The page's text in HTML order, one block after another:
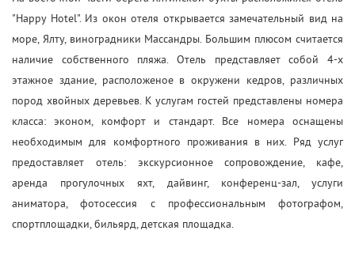
"Happy Hotel". Из окон отеля открывается замечательный вид на
море, Ялту, виноградники Массандры. Большим плюсом считается
наличие собственного пляжа. Отель представляет собой 4-х
этажное здание, расположеное в окружени кедров, различных
пород хвойных деревьев. К услугам гостей представлены номера
класса: эконом, комфорт и стандарт. Все номера оснащены
необходимым для комфортного проживания в них. Ряд услуг
предоставляет отель: экскурсионное сопровождение, кафе,
аренда прогулочных яхт, дайвинг, конференц-зал, услуги
аниматора, фотосессия с профессиональным фотографом,
спортплощадки, бильярд, детская площадка.